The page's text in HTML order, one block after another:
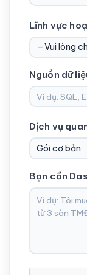
Lĩnh vực
Nguồn dữ
Dịch vụ
Bạn cần